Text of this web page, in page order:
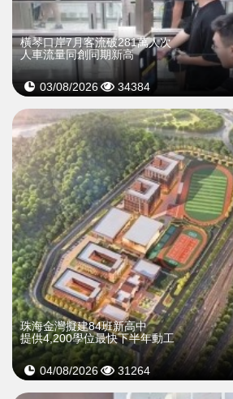
橫琴口岸7月客流破281萬人次
人車流量同創同期新高
03/08/2026 34384
珠海金灣擬建84班新高中
提供4,200學位最快下半年動工
04/08/2026 31264